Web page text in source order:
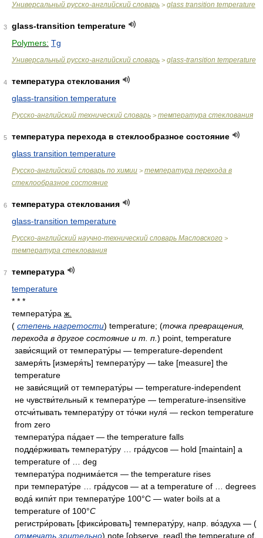
Универсальный русско-английский словарь > glass transition temperature
3
glass-transition temperature
Polymers: Tg
Универсальный русско-английский словарь > glass-transition temperature
4
температура стеклования
glass-transition temperature
Русско-английский технический словарь > температура стеклования
5
температура перехода в стеклообразное состояние
glass transition temperature
Русско-английский словарь по химии > температура перехода в
стеклообразное состояние
6
температура стеклования
glass-transition temperature
Русско-английский научно-технический словарь Масловского >
температура стеклования
7
температура
temperature
* * *
температу́ра ж.
( степень нагретости) temperature; (точка превращения,
перехода в другое состояние и т. п. ) point, temperature
зави́сящий от температу́ры — temperature-dependent
замеря́ть [измеря́ть] температу́ру — take [measure] the
temperature
не зави́сящий от температу́ры — temperature-independent
не чувстви́тельный к температу́ре — temperature-insensitive
отсчи́тывать температу́ру от то́чки нуля́ — reckon temperature
from zero
температу́ра па́дает — the temperature falls
подде́рживать температу́ру … гра́дусов — hold [maintain] a
temperature of … deg
температу́ра поднима́ется — the temperature rises
при температу́ре … гра́дусов — at a temperature of … degrees
вода́ кипи́т при температу́ре 100°C — water boils at a
temperature of 100°C
регистри́ровать [фикси́ровать] температу́ру, напр. во́здуха — (
отмечать зрительно) note [observe, read] the temperature of,